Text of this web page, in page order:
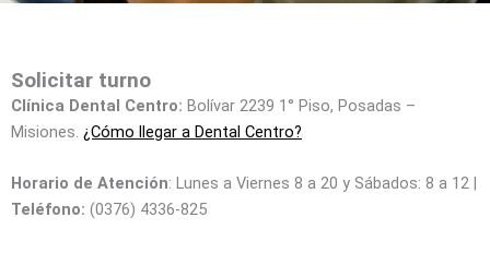
Solicitar turno
Clínica Dental Centro: Bolívar 2239 1° Piso, Posadas –
Misiones. ¿Cómo llegar a Dental Centro?
Horario de Atención: Lunes a Viernes 8 a 20 y Sábados: 8 a 12 |
Teléfono: (0376) 4336-825